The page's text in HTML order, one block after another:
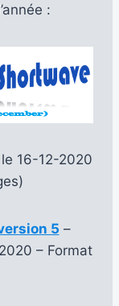
:
16-12-2020
5 –
– Format